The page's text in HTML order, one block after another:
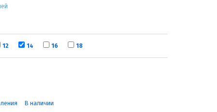
12 14 16 18
В наличии